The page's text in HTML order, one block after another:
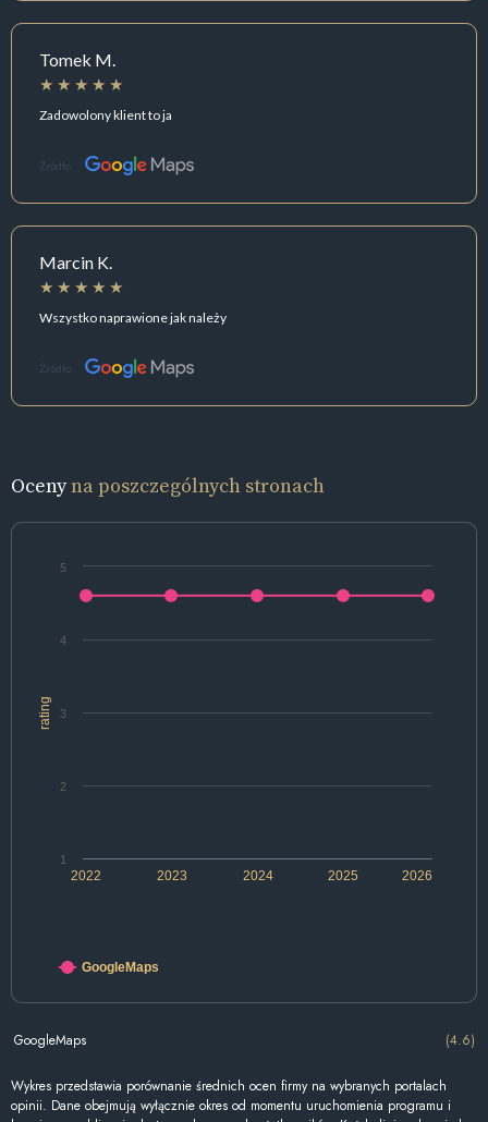
Tomek M.
Zadowolony klient to ja
Źródło:
Marcin K.
Wszystko naprawione jak należy
Źródło:
Ocenyna poszczególnych stronach
rating
2022 2024 2026
2023 2025
1
2
3
4
5
GoogleMaps
GoogleMaps (4.6)
Wykres przedstawia porównanie średnich ocen firmy na wybranych portalach
opinii. Dane obejmują wyłącznie okres od momentu uruchomienia programu i